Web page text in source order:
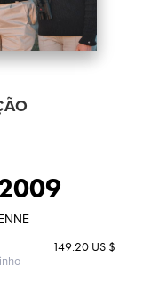
149.20 US $